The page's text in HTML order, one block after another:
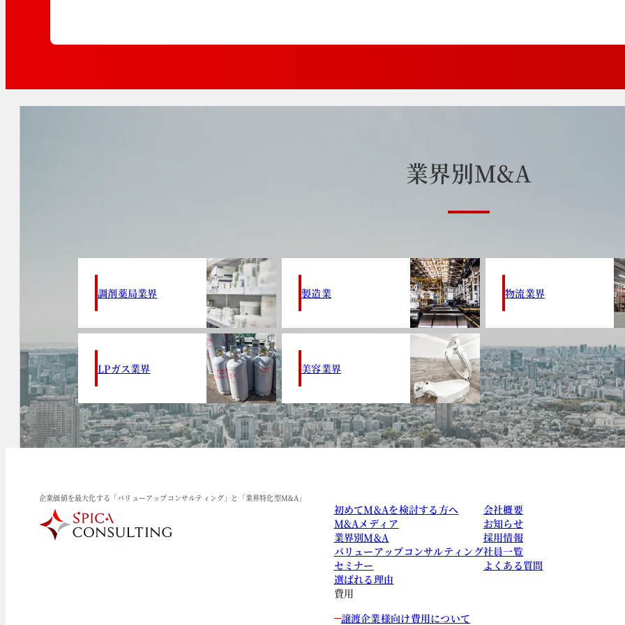
業界別M&A
調剤薬局業界 製造業 物流業界
LPガス業界 美容業界
企業価値を最大化する「バリューアップコンサルティング」と「業界特化型M&A」
初めてM&Aを検討する方へ
M&Aメディア
業界別M&A
バリューアップコンサルティング
セミナー
選ばれる理由
費用
譲渡企業様向け費用について
会社概要
お知らせ
採用情報
社員一覧
よくある質問